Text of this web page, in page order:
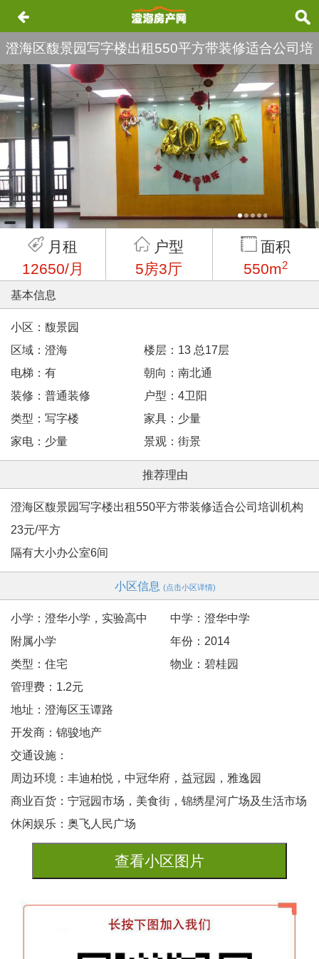
澄海区馥景园写字楼出租550平方带装修适合公司培
训机构23元/平方
月租
12650/月
户型
5房3厅
面积
550m2
基本信息
小区：馥景园
区域：澄海
楼层：13 总17层
电梯：有
朝向：南北通
装修：普通装修
户型：4卫阳
类型：写字楼
家具：少量
家电：少量
景观：街景
推荐理由
澄海区馥景园写字楼出租550平方带装修适合公司培训机构
23元/平方
隔有大小办公室6间
小区信息 (点击小区详情)
小学：澄华小学，实验高中
附属小学
中学：澄华中学
年份：2014
类型：住宅
物业：碧桂园
管理费：1.2元
地址：澄海区玉谭路
开发商：锦骏地产
交通设施：
周边环境：丰迪柏悦，中冠华府，益冠园，雅逸园
商业百货：宁冠园市场，美食街，锦绣星河广场及生活市场
休闲娱乐：奥飞人民广场